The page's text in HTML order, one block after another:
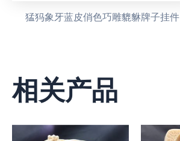
猛犸象牙蓝皮俏色巧雕貔貅牌子挂件
相关产品